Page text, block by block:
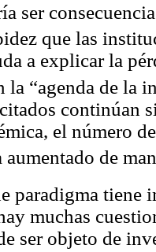
ser
que las
a explicar la
la “agenda de la
continúan
el número
de
paradigma tiene
muchas
ser objeto de